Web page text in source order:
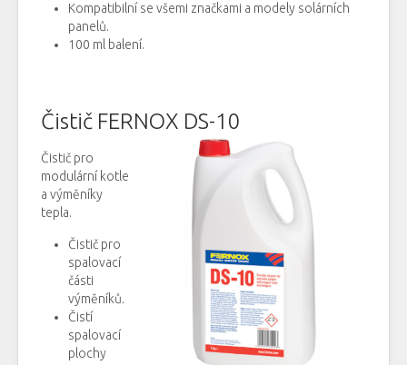
Kompatibilní se všemi značkami a modely solárních
panelů.
100 ml balení.
Čistič FERNOX DS-10
Čistič pro
modulární kotle
a výměníky
tepla.
Čistič pro
spalovací
části
výměníků.
Čistí
spalovací
plochy